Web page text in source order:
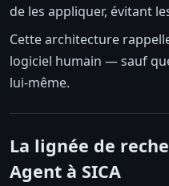
de les appliquer, évitant
Cette architecture
logiciel humain — sauf
lui-même.
La lignée de
Agent à SICA